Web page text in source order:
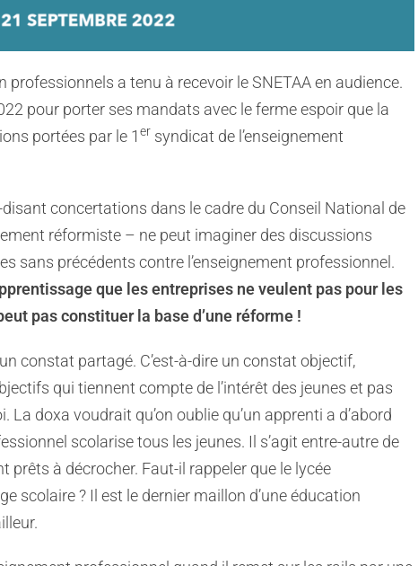
a tenu à recevoir le SNETAA en audience.
pour porter ses mandats avec le ferme espoir que la
portées par le 1 er syndicat de l’enseignement
concertations dans le cadre du Conseil National de
réformiste – ne peut imaginer des discussions
sans précédents contre l’enseignement professionnel.
que les entreprises ne veulent pas pour les
pas constituer la base d’une réforme !
constat partagé. C’est-à-dire un constat objectif,
qui tiennent compte de l’intérêt des jeunes et pas
La doxa voudrait qu’on oublie qu’un apprenti a d’abord
scolarise tous les jeunes. Il s’agit entre-autre de
prêts à décrocher. Faut-il rappeler que le lycée
scolaire ? Il est le dernier maillon d’une éducation